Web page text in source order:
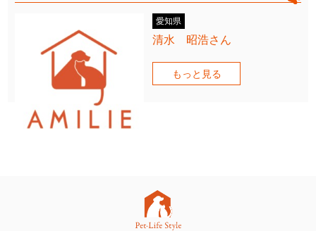
愛知県
清水 昭浩さん
もっと見る